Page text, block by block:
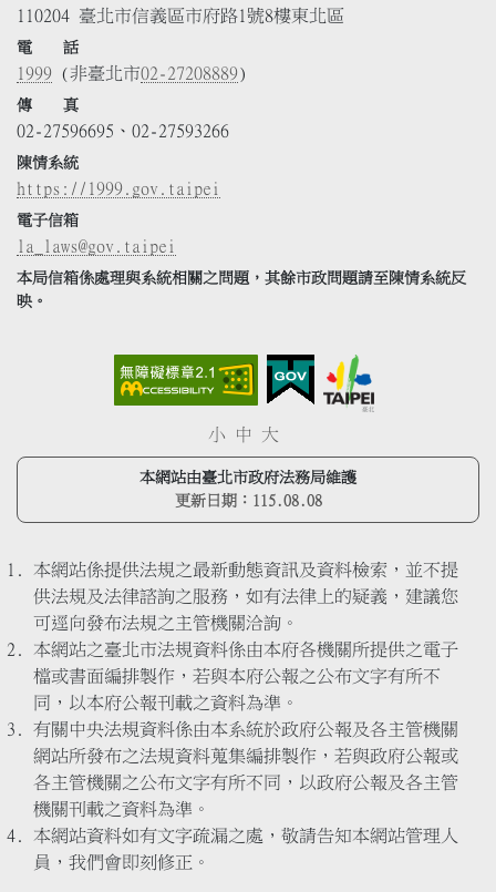
110204 臺北市信義區市府路1號8樓東北區
電 話
1999 (非臺北市02-27208889)
傳 真
02-27596695、02-27593266
陳情系統
https://1999.gov.taipei
電子信箱
la_laws@gov.taipei
本局信箱係處理與系統相關之問題，其餘市政問題請至陳情系統反
映。
小 中 大
本網站由臺北市政府法務局維護
更新日期： 115.08.08
本網站係提供法規之最新動態資訊及資料檢索，並不提
供法規及法律諮詢之服務，如有法律上的疑義，建議您
可逕向發布法規之主管機關洽詢。
本網站之臺北市法規資料係由本府各機關所提供之電子
檔或書面編排製作，若與本府公報之公布文字有所不
同，以本府公報刊載之資料為準。
有關中央法規資料係由本系統於政府公報及各主管機關
網站所發布之法規資料蒐集編排製作，若與政府公報或
各主管機關之公布文字有所不同，以政府公報及各主管
機關刊載之資料為準。
本網站資料如有文字疏漏之處，敬請告知本網站管理人
員，我們會即刻修正。